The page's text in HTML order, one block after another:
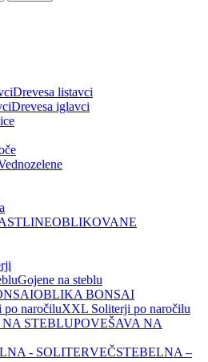
Drevesa listavci
Drevesa iglavci
OBLIKOVANE
Gojene na steblu
OBLIKA BONSAI
XXL Soliterji po naročilu
POVEŠAVA NA
VEČSTEBELNA –